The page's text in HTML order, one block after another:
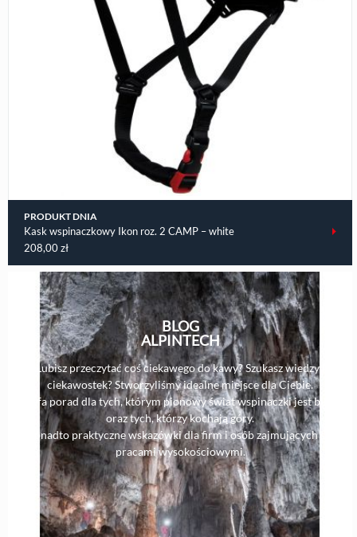
PRODUKT DNIA
Kask wspinaczkowy Ikon roz. 2 CAMP – white
208,00zł
BLOG
ALPINTECH
Lubisz przeczytać coś ciekawego do kawy? Szukasz wiedzy i
ciekawostek? Stworzyliśmy idealne miejsce dla Ciebie.
Strefa porad dla tych, którym pionowy świat wspinaczki jest bliski,
oraz tych, którzy kochają góry.
Ponadto praktyczne wskazówki dla firm i osób zajmujących się
pracami wysokościowymi.